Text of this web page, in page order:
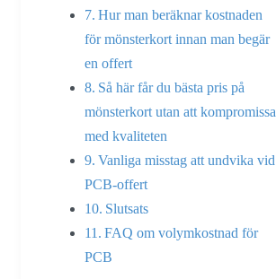
Hur man beräknar kostnaden
för mönsterkort innan man begär
en offert
Så här får du bästa pris på
mönsterkort utan att kompromissa
med kvaliteten
Vanliga misstag att undvika vid
PCB-offert
Slutsats
FAQ om volymkostnad för
PCB